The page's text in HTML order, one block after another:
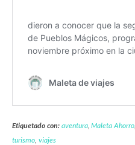
Etiquetado con: aventura,Maleta Ahorro
turismo viajes